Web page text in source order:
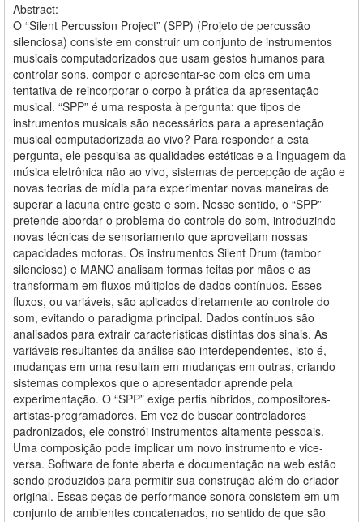
Abstract:
O “Silent Percussion Project” (SPP) (Projeto de percussão
silenciosa) consiste em construir um conjunto de instrumentos
musicais computadorizados que usam gestos humanos para
controlar sons, compor e apresentar-se com eles em uma
tentativa de reincorporar o corpo à prática da apresentação
musical. “SPP” é uma resposta à pergunta: que tipos de
instrumentos musicais são necessários para a apresentação
musical computadorizada ao vivo? Para responder a esta
pergunta, ele pesquisa as qualidades estéticas e a linguagem da
música eletrônica não ao vivo, sistemas de percepção de ação e
novas teorias de mídia para experimentar novas maneiras de
superar a lacuna entre gesto e som. Nesse sentido, o “SPP”
pretende abordar o problema do controle do som, introduzindo
novas técnicas de sensoriamento que aproveitam nossas
capacidades motoras. Os instrumentos Silent Drum (tambor
silencioso) e MANO analisam formas feitas por mãos e as
transformam em fluxos múltiplos de dados contínuos. Esses
fluxos, ou variáveis, são aplicados diretamente ao controle do
som, evitando o paradigma principal. Dados contínuos são
analisados para extrair características distintas dos sinais. As
variáveis resultantes da análise são interdependentes, isto é,
mudanças em uma resultam em mudanças em outras, criando
sistemas complexos que o apresentador aprende pela
experimentação. O “SPP” exige perfis híbridos, compositores-
artistas-programadores. Em vez de buscar controladores
padronizados, ele constrói instrumentos altamente pessoais.
Uma composição pode implicar um novo instrumento e vice-
versa. Software de fonte aberta e documentação na web estão
sendo produzidos para permitir sua construção além do criador
original. Essas peças de performance sonora consistem em um
conjunto de ambientes concatenados, no sentido de que são